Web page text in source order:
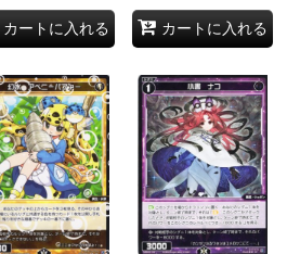
カートに入れる カートに入れる